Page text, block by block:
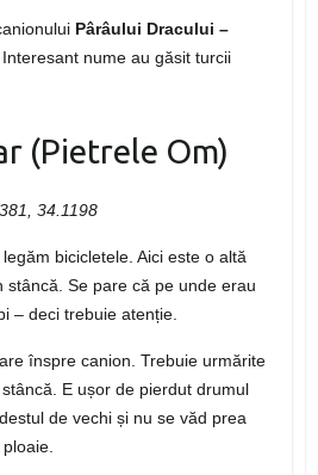
Pârâului Dracului –
. Interesant nume au găsit turcii
(Pietrele Om)
34.1198
bicicletele. Aici este o altă
stâncă. Se pare că pe unde erau
– deci trebuie atenție.
înspre canion. Trebuie urmărite
E ușor de pierdut drumul
de vechi și nu se văd prea